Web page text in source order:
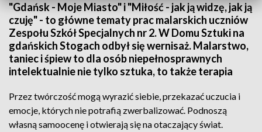
"Gdańsk - Moje Miasto" i "Miłość - jak ją widzę, jak ją
czuję" - to główne tematy prac malarskich uczniów
Zespołu Szkół Specjalnych nr 2. W Domu Sztuki na
gdańskich Stogach odbył się wernisaż. Malarstwo,
taniec i śpiew to dla osób niepełnosprawnych
intelektualnie nie tylko sztuka, to także terapia
Przez twórczość mogą wyrazić siebie, przekazać uczucia i
emocje, których nie potrafią zwerbalizować. Podnoszą
własną samoocenę i otwierają się na otaczający świat.